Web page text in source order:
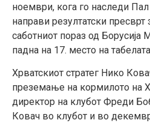
ноември, кога го наследи
направи резултатски пресврт
саботниот пораз од Борусија
падна на 17. место на
Хрватскиот стратег Нико
преземање на кормилото на
директор на клубот Фреди
Ковач во клубот и во